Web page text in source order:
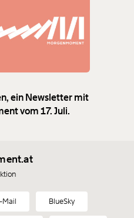
ein Newsletter mit
vom 17. Juli.
Mail BlueSky